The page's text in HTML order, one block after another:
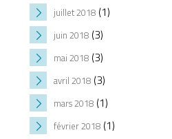
juillet 2018(1)
juin 2018(3)
mai 2018(3)
avril 2018(3)
mars 2018(1)
février 2018(1)